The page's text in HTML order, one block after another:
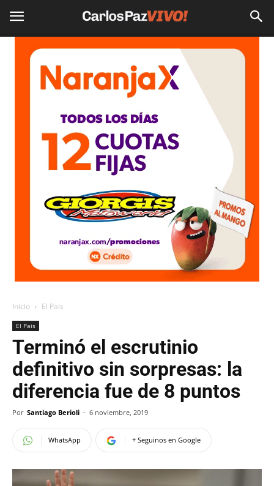
Inicio El Pais
El Pais
Terminó el escrutinio
definitivo sin sorpresas: la
diferencia fue de 8 puntos
Por Santiago Berioli - 6 noviembre, 2019
WhatsApp + Seguinos en Google